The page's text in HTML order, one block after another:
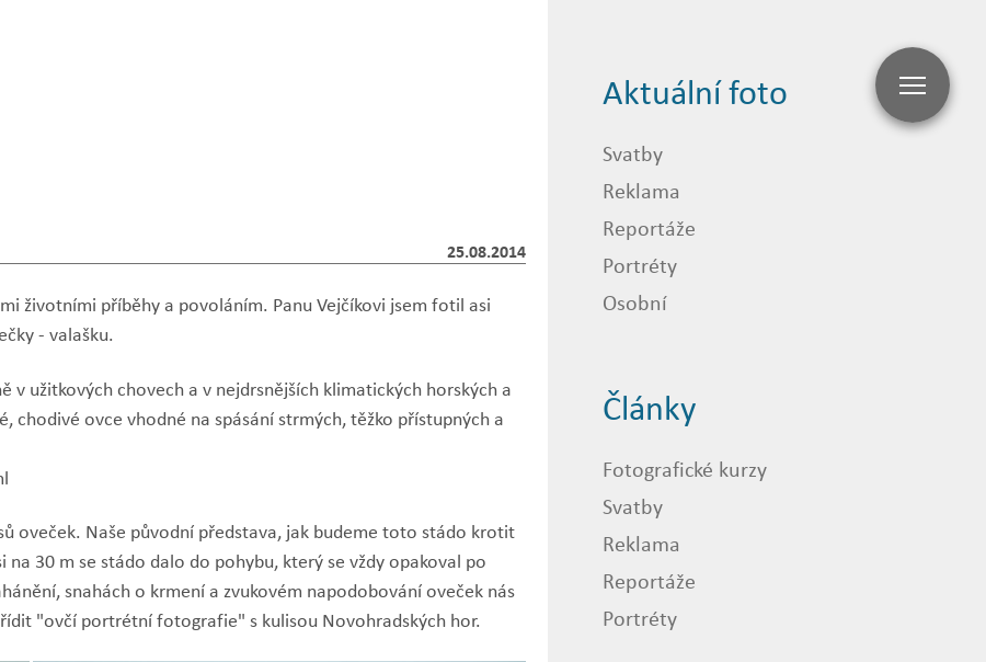
25.08.2014
životními příběhy a povoláním. Panu Vejčíkovi jsem fotil asi
- valašku.
užitkových chovech a v nejdrsnějších klimatických horských a
chodivé ovce vhodné na spásání strmých, těžko přístupných a
oveček. Naše původní představa, jak budeme toto stádo krotit
30 m se stádo dalo do pohybu, který se vždy opakoval po
snahách o krmení a zvukovém napodobování oveček nás
"ovčí portrétní fotografie" s kulisou Novohradských hor.
Aktuální foto
Svatby
Reklama
Reportáže
Portréty
Osobní
Články
Fotografické kurzy
Svatby
Reklama
Reportáže
Portréty